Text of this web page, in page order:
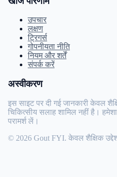
उपचार
लक्षण
ट्रिगर्स
गोपनीयता नीति
नियम और शर्तें
संपर्क करें
अस्वीकरण
इस साइट पर दी गई जानकारी केवल
चिकित्सीय सलाह शामिल नहीं है।
परामर्श लें।
© 2026 Gout FYI. केवल शैक्षिक